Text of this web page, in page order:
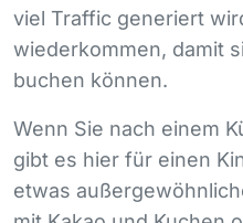
viel Traffic generiert
wiederkommen, damit
buchen können.
Wenn Sie nach einem
gibt es hier für einen
etwas